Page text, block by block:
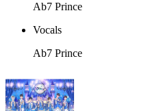
Ab7 Prince
Vocals
Ab7 Prince